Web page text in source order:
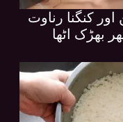
کنگنا رناوت
بھڑک اٹھا